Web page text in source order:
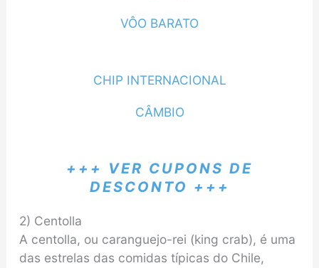
VÔO BARATO
CHIP INTERNACIONAL
CÂMBIO
+++ VER CUPONS DE
DESCONTO +++
2) Centolla
A centolla, ou caranguejo-rei (king crab), é uma
das estrelas das comidas típicas do Chile,